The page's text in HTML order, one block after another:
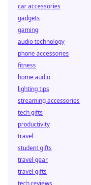
car accessories
gadgets
gaming
audio technology
phone accessories
fitness
home audio
lighting tips
streaming accessories
tech gifts
productivity
travel
student gifts
travel gear
travel gifts
tech reviews